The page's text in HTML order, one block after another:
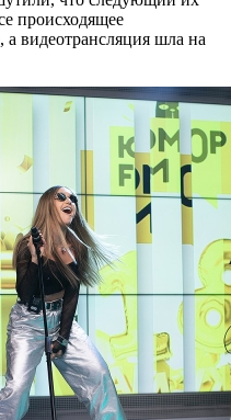
происходящее
а видеотрансляция шла на